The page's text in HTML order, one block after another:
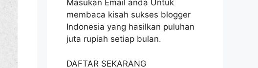
Masukan Email anda Untuk
membaca kisah sukses blogger
Indonesia yang hasilkan puluhan
juta rupiah setiap bulan.
DAFTAR SEKARANG